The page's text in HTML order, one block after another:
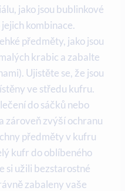
jako jsou bublinkové
kombinace.
předměty, jako jsou
krabic a zabalte
Ujistěte se, že jsou
ve středu kufru.
do sáčků nebo
zároveň zvýší ochranu
předměty v kufru
kufr do oblíbeného
si užili bezstarostné
zabaleny vaše